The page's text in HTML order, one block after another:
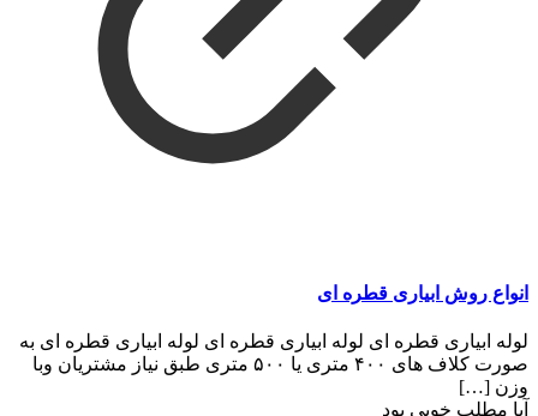
انواع روش ابیاری قطره ای
لوله ابیاری قطره ای لوله ابیاری قطره ای لوله ابیاری قطره ای به
صورت کلاف های ۴۰۰ متری یا ۵۰۰ متری طبق نیاز مشتریان وبا
وزن […]
آیا مطلب خوبی بود